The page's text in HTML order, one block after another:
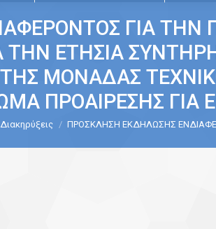
ΓΙΑ ΤΗΝ
ΤΗΝ ΕΤΗΣΙΑ
ΜΟΝΑΔΑΣ
ΠΡΟΑΙΡΕΣΗΣ ΓΙΑ
ΠΡΟΣΚΛΗΣΗ ΕΚΔΗΛΩΣΗΣ